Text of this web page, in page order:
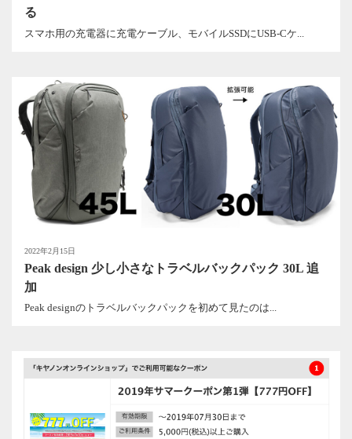
る
スマホ用の充電器に充電ケーブル、モバイルSSDにUSB-Cケ...
2022年2月15日
Peak design 少し小さなトラベルバックパック 30L 追
加
Peak designのトラベルバックパックを初めて見たのは...